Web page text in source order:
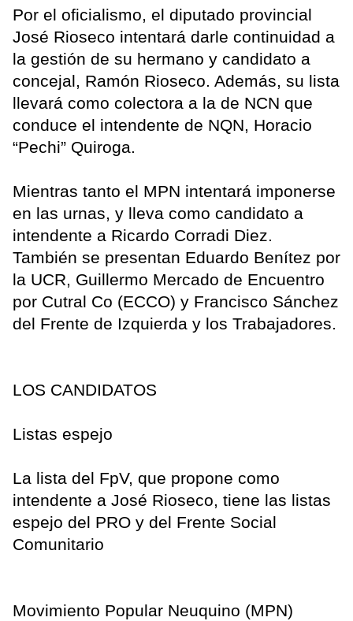
Por el oficialismo, el diputado provincial
José Rioseco intentará darle continuidad a
la gestión de su hermano y candidato a
concejal, Ramón Rioseco. Además, su lista
llevará como colectora a la de NCN que
conduce el intendente de NQN, Horacio
“Pechi” Quiroga.
Mientras tanto el MPN intentará imponerse
en las urnas, y lleva como candidato a
intendente a Ricardo Corradi Diez.
También se presentan Eduardo Benítez por
la UCR, Guillermo Mercado de Encuentro
por Cutral Co (ECCO) y Francisco Sánchez
del Frente de Izquierda y los Trabajadores.
LOS CANDIDATOS
Listas espejo
La lista del FpV, que propone como
intendente a José Rioseco, tiene las listas
espejo del PRO y del Frente Social
Comunitario
Movimiento Popular Neuquino (MPN)